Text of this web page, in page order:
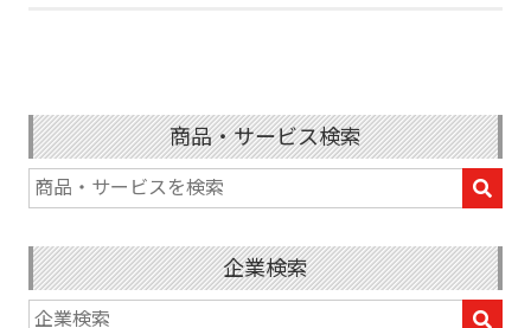
商品・サービス検索
企業検索